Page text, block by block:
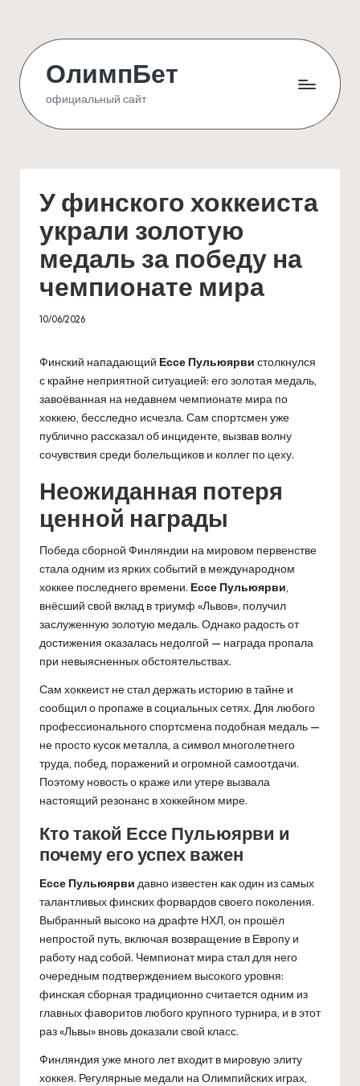
content
ОлимпБет
официальный сайт
У финского хоккеиста
украли золотую
медаль за победу на
чемпионате мира
10/06/2026
Финский нападающий Ессе Пульюярви столкнулся
с крайне неприятной ситуацией: его золотая медаль,
завоёванная на недавнем чемпионате мира по
хоккею, бесследно исчезла. Сам спортсмен уже
публично рассказал об инциденте, вызвав волну
сочувствия среди болельщиков и коллег по цеху.
Неожиданная потеря
ценной награды
Победа сборной Финляндии на мировом первенстве
стала одним из ярких событий в международном
хоккее последнего времени. Ессе Пульюярви,
внёсший свой вклад в триумф «Львов», получил
заслуженную золотую медаль. Однако радость от
достижения оказалась недолгой — награда пропала
при невыясненных обстоятельствах.
Сам хоккеист не стал держать историю в тайне и
сообщил о пропаже в социальных сетях. Для любого
профессионального спортсмена подобная медаль —
не просто кусок металла, а символ многолетнего
труда, побед, поражений и огромной самоотдачи.
Поэтому новость о краже или утере вызвала
настоящий резонанс в хоккейном мире.
Кто такой Ессе Пульюярви и
почему его успех важен
Ессе Пульюярви давно известен как один из самых
талантливых финских форвардов своего поколения.
Выбранный высоко на драфте НХЛ, он прошёл
непростой путь, включая возвращение в Европу и
работу над собой. Чемпионат мира стал для него
очередным подтверждением высокого уровня:
финская сборная традиционно считается одним из
главных фаворитов любого крупного турнира, и в этот
раз «Львы» вновь доказали свой класс.
Финляндия уже много лет входит в мировую элиту
хоккея. Регулярные медали на Олимпийских играх,